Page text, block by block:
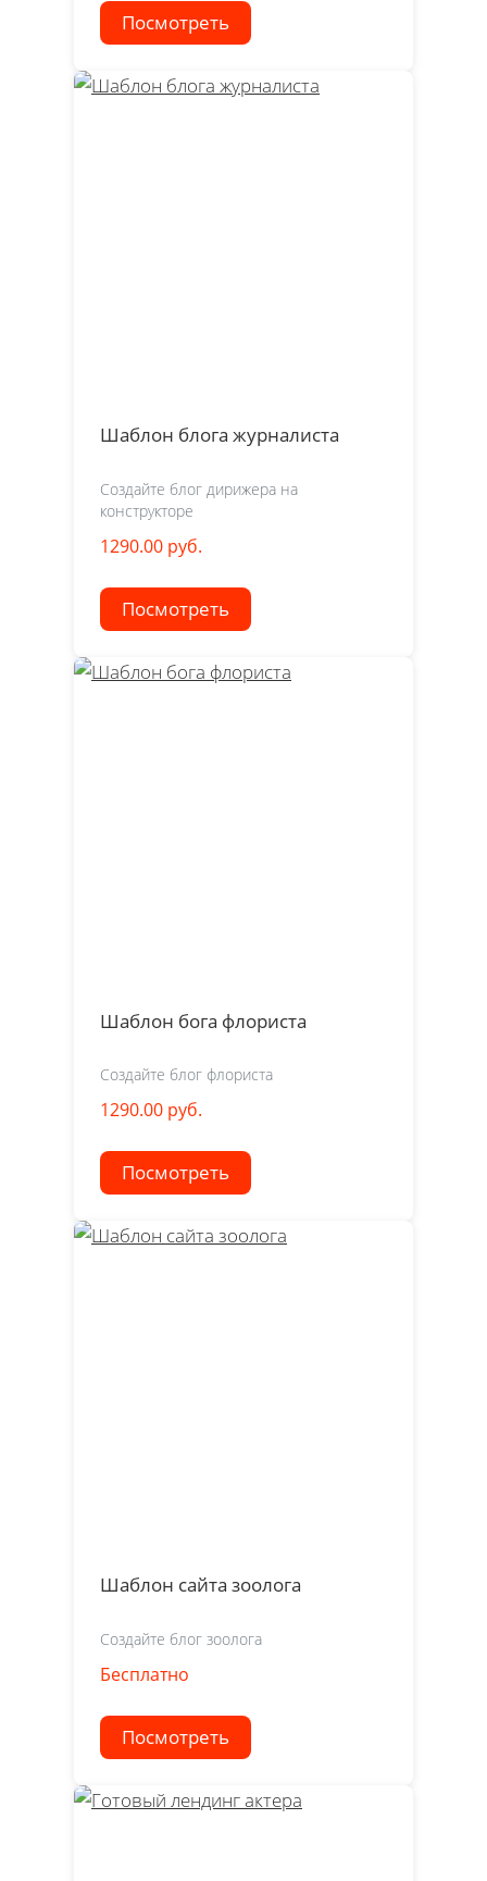
Посмотреть
Шаблон блога журналиста
Создайте блог дирижера на
конструкторе
1290.00 руб.
Посмотреть
Шаблон бога флориста
Создайте блог флориста
1290.00 руб.
Посмотреть
Шаблон сайта зоолога
Создайте блог зоолога
Бесплатно
Посмотреть